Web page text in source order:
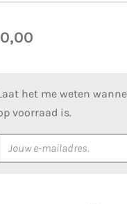
het me weten
voorraad is.